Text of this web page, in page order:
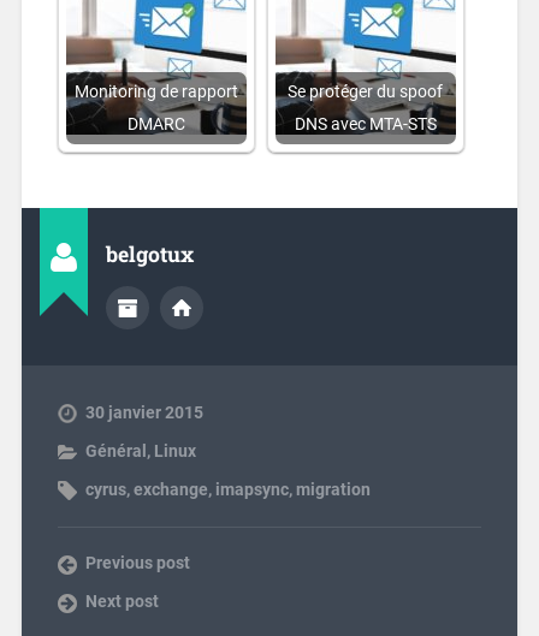
Monitoring de rapport
DMARC
Se protéger du spoof
DNS avec MTA-STS
belgotux
30 janvier 2015
Général , Linux
cyrus,exchange, imapsync, migration
Previous post
Next post